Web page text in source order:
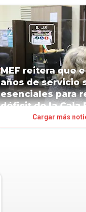
MEF reitera que
años de servicio
esenciales para
déficit de la Caja
Cargar más